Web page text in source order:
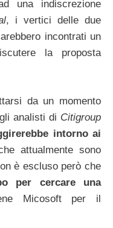
una indiscrezione
, i vertici delle due
incontrati un
la proposta
da un momento
analisti di Citigroup
intorno ai
attualmente sono
è escluso però che
per cercare una
Micosoft per il